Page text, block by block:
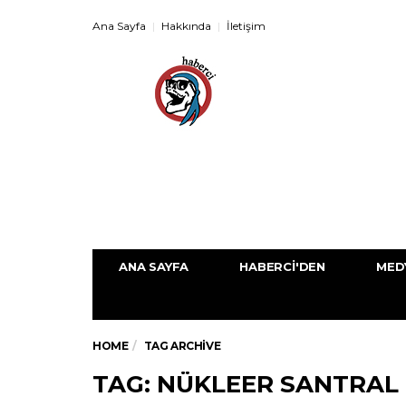
Ana Sayfa Hakkında İletişim
ANA SAYFA HABERCI'DEN
HOME TAG ARCHIVE
TAG: NÜKLEER SANTRAL